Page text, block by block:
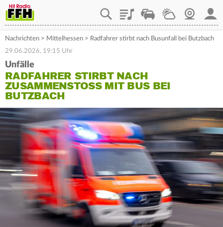
PlaylistStaupilotWetterWebcam
Nachrichten > Mittelhessen > Radfahrer stirbt nach Busunfall bei Butzbach
29.06.2026, 19:15 Uhr
Unfälle
RADFAHRER STIRBT NACH
ZUSAMMENSTOSS MIT BUS BEI B
UTZBACH